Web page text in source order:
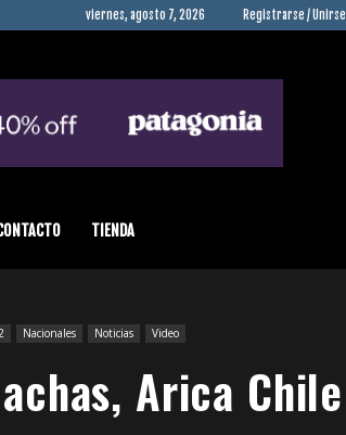
viernes, agosto 7, 2026 Registrarse / Unirse
TIENDA
Nacionales Noticias Video
Arica Chile